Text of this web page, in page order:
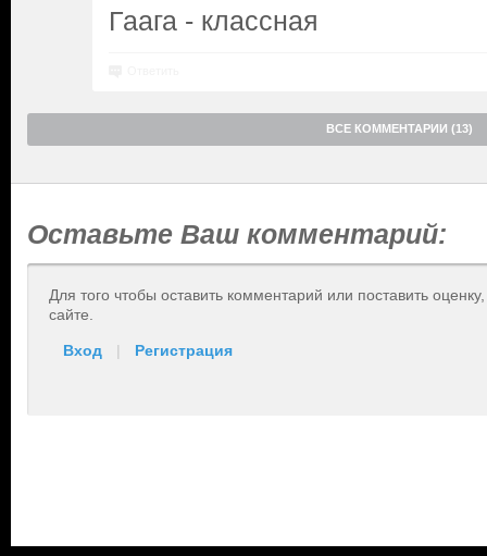
Гаага - классная
ВСЕ КОММЕНТАРИИ (13)
Оставьте Ваш комментарий:
Для того чтобы оставить комментарий или поставить
сайте.
Вход | Регистрация